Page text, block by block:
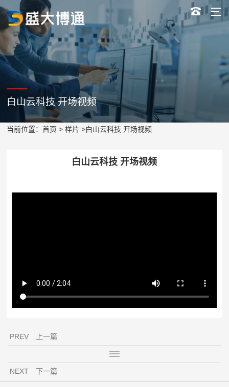
白山云科技 开场视频
当前位置：首页 >样片 >白山云科技 开场视频
白山云科技 开场视频
PREV 上一篇
NEXT 下一篇